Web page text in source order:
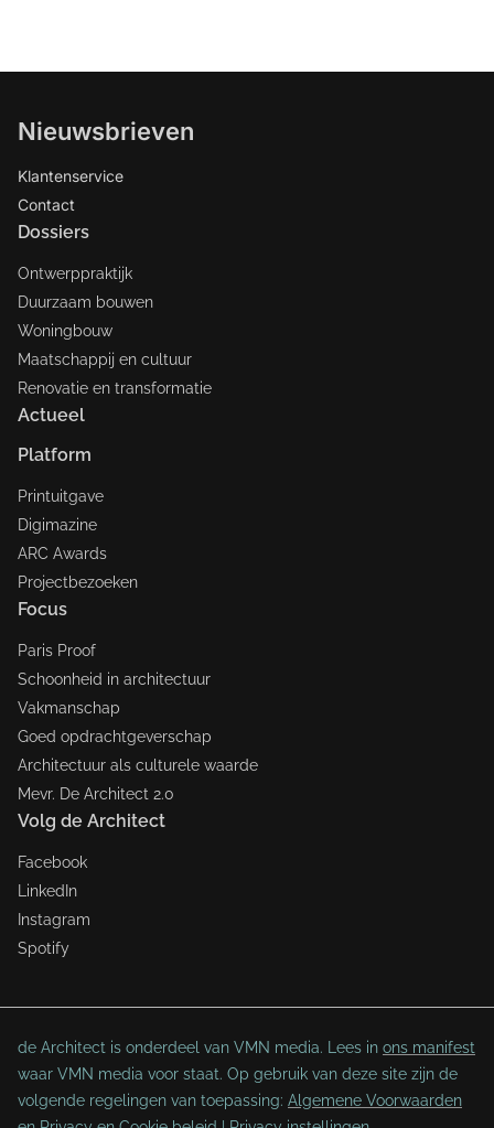
Nieuwsbrieven
Klantenservice
Contact
Dossiers
Ontwerppraktijk
Duurzaam bouwen
Woningbouw
Maatschappij en cultuur
Renovatie en transformatie
Actueel
Platform
Printuitgave
Digimazine
ARC Awards
Projectbezoeken
Focus
Paris Proof
Schoonheid in architectuur
Vakmanschap
Goed opdrachtgeverschap
Architectuur als culturele waarde
Mevr. De Architect 2.0
Volg de Architect
Facebook
LinkedIn
Instagram
Spotify
de Architect is onderdeel van VMN media. Lees in ons manifest
waar VMN media voor staat. Op gebruik van deze site zijn de
volgende regelingen van toepassing: Algemene Voorwaarden